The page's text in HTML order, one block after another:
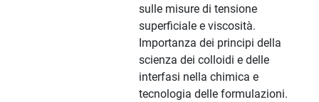
sulle misure di tensione
superficiale e viscosità.
Importanza dei principi della
scienza dei colloidi e delle
interfasi nella chimica e
tecnologia delle formulazioni.